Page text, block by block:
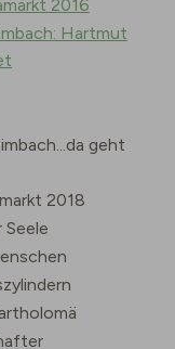
2016
Hartmut
geht
2018
Seele